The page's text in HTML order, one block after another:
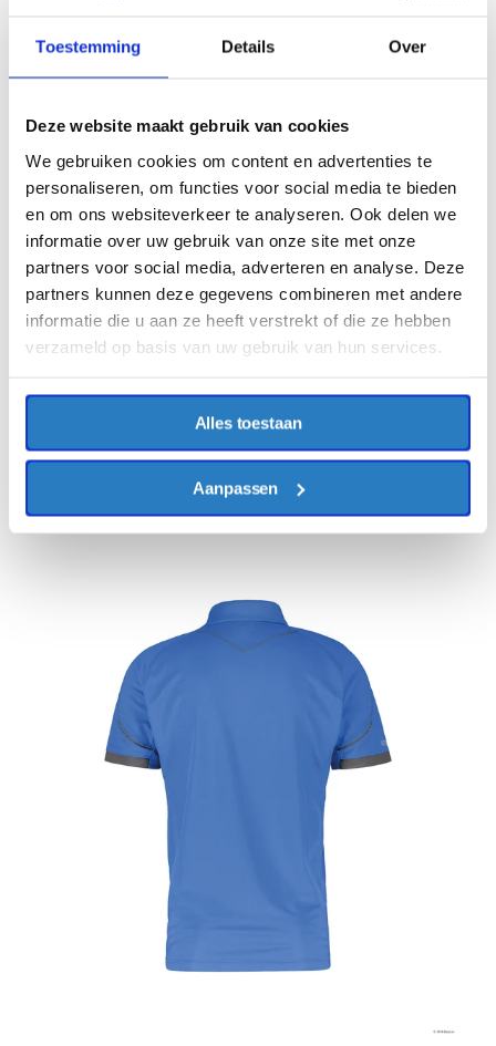
Toestemming Details Over
Deze website maakt gebruik van cookies
We gebruiken cookies om content en advertenties te
personaliseren, om functies voor social media te bieden
en om ons websiteverkeer te analyseren. Ook delen we
informatie over uw gebruik van onze site met onze
partners voor social media, adverteren en analyse. Deze
partners kunnen deze gegevens combineren met andere
informatie die u aan ze heeft verstrekt of die ze hebben
verzameld op basis van uw gebruik van hun services.
Alles toestaan
Aanpassen